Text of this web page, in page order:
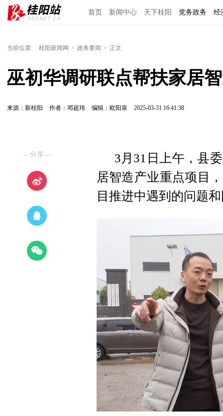
首页 新闻中心 天下桂阳 党务政务 经
当前位置: 桂阳新闻网 > 政务要闻 > 正文
巫初华调研联点帮扶家居
来源：新桂阳 作者：邓超玮 编辑：欧阳泉 2025-03-31 16:41:38
—分享—
3月31日上午，县
居智造产业重点项目
目推进中遇到的问题